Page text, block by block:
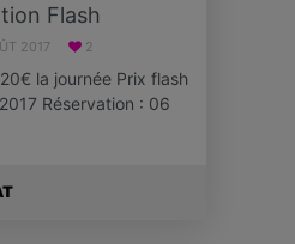
Flash
2017 2
la journée Prix flash
Réservation : 06